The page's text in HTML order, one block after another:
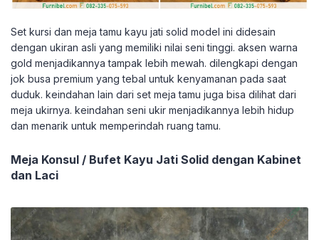
Set kursi dan meja tamu kayu jati solid model ini didesain
dengan ukiran asli yang memiliki nilai seni tinggi. aksen warna
gold menjadikannya tampak lebih mewah. dilengkapi dengan
jok busa premium yang tebal untuk kenyamanan pada saat
duduk. keindahan lain dari set meja tamu juga bisa dilihat dari
meja ukirnya. keindahan seni ukir menjadikannya lebih hidup
dan menarik untuk memperindah ruang tamu.
Meja Konsul / Bufet Kayu Jati Solid dengan Kabinet
dan Laci